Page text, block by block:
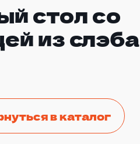
стол со
из слэба
в каталог